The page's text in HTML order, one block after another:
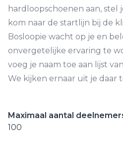
hardloopschoenen aan, stel
kom naar de startlijn bij de
Bosloopie wacht op je en
onvergetelijke ervaring te
voeg je naam toe aan lijst
We kijken ernaar uit je daar
Maximaal aantal
100